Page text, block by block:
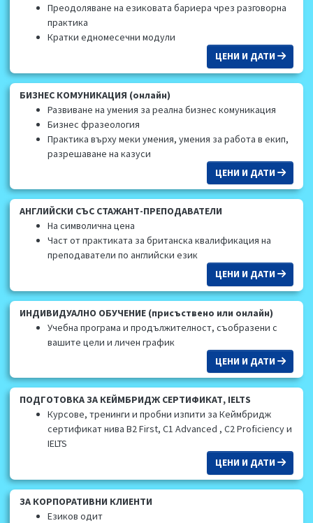
Преодоляване на езиковата бариера чрез разговорна
практика
Кратки едномесечни модули
ЦЕНИ И ДАТИ
БИЗНЕС КОМУНИКАЦИЯ (онлайн)
Развиване на умения за реална бизнес комуникация
Бизнес фразеология
Практика върху меки умения, умения за работа в екип,
разрешаване на казуси
ЦЕНИ И ДАТИ
АНГЛИЙСКИ СЪС СТАЖАНТ-ПРЕПОДАВАТЕЛИ
На символична цена
Част от практиката за британска квалификация на
преподаватели по английски език
ЦЕНИ И ДАТИ
ИНДИВИДУАЛНО ОБУЧЕНИЕ (присъствено или онлайн)
Учебна програма и продължителност, съобразени с
вашите цели и личен график
ЦЕНИ И ДАТИ
ПОДГОТОВКА ЗА КЕЙМБРИДЖ СЕРТИФИКАТ, IELTS
Курсове, тренинги и пробни изпити за Кеймбридж
сертификат нива В2 First, C1 Advanced , C2 Proficiency и
IELTS
ЦЕНИ И ДАТИ
ЗА КОРПОРАТИВНИ КЛИЕНТИ
Езиков одит